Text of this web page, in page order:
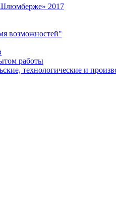
2017
возможностей"
работы
технологические и